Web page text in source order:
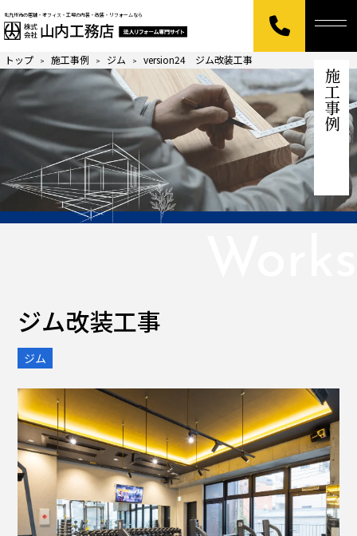
北九州市の店舗・オフィス・工場の内装・改装・リフォームなら
施工事例
トップ > 施工事例 > ジム > version24 ジム改装工事
ジム改装工事
ジム